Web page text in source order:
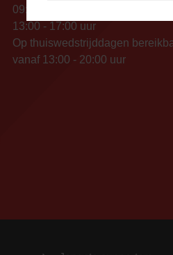
09:00 - 12:15 uur
13:00 - 17:00 uur
Op thuiswedstrijddagen
vanaf 13:00 - 20:00 uur